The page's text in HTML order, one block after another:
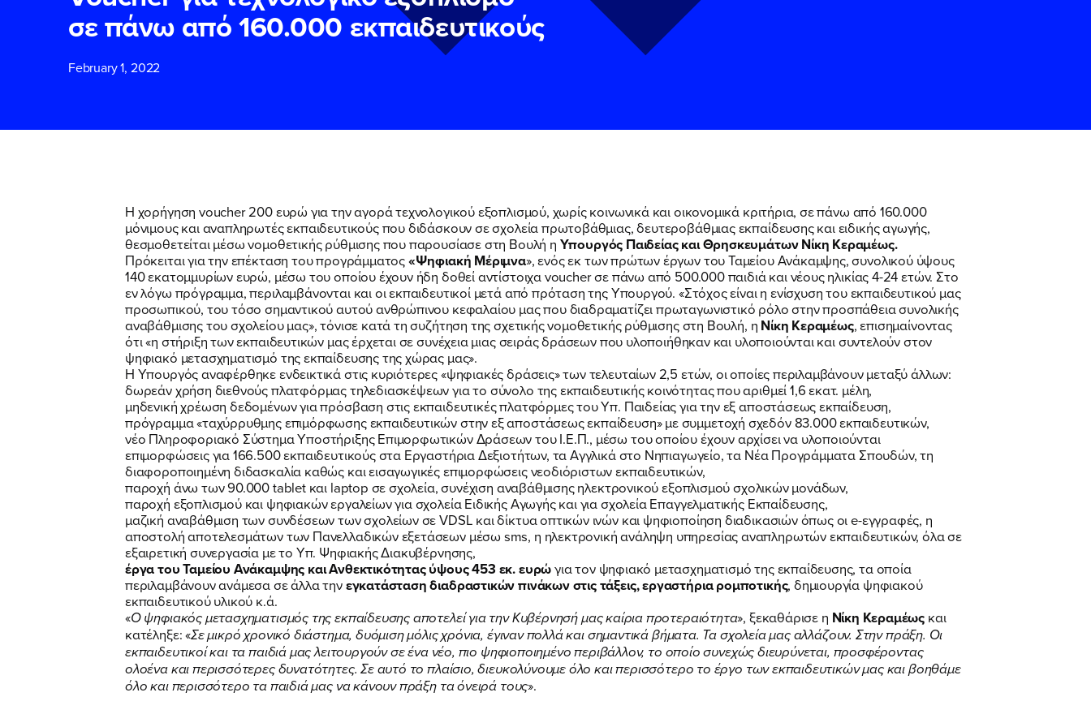
ΠΟΙΑ ΕΙΜΑΙ
ΕΡΓΟ
ΕΚΔΗΛΩΣΕΙΣ
ΝΕΑ
ΕΛΑ ΚΙ ΕΣΥ
FB IN TW YT LN VB TIKTOK
σε πάνω από 160.000 εκπαιδευτικούς
February 1, 2022
Η χορήγηση voucher 200 ευρώ για την αγορά τεχνολογικού εξοπλισμού, χωρίς κοινωνικά και οικονομικά κριτήρια, σε πάνω από 160.000
μόνιμους και αναπληρωτές εκπαιδευτικούς που διδάσκουν σε σχολεία πρωτοβάθμιας, δευτεροβάθμιας εκπαίδευσης και ειδικής αγωγής,
θεσμοθετείται μέσω νομοθετικής ρύθμισης που παρουσίασε στη Βουλή η Υπουργός Παιδείας και Θρησκευμάτων Νίκη Κεραμέως.
Πρόκειται για την επέκταση του προγράμματος«Ψηφιακή Μέριμνα», ενός εκ των πρώτων έργων του Ταμείου Ανάκαμψης, συνολικού ύψους
140 εκατομμυρίων ευρώ, μέσω του οποίου έχουν ήδη δοθεί αντίστοιχα voucher σε πάνω από 500.000 παιδιά και νέους ηλικίας 4-24 ετών. Στο
εν λόγω πρόγραμμα, περιλαμβάνονται και οι εκπαιδευτικοί μετά από πρόταση της Υπουργού. «Στόχος είναι η ενίσχυση του εκπαιδευτικού μας
προσωπικού, του τόσο σημαντικού αυτού ανθρώπινου κεφαλαίου μας που διαδραματίζει πρωταγωνιστικό ρόλο στην προσπάθεια συνολικής
αναβάθμισης του σχολείου μας», τόνισε κατά τη συζήτηση της σχετικής νομοθετικής ρύθμισης στη Βουλή, η Νίκη Κεραμέως, επισημαίνοντας
ότι «η στήριξη των εκπαιδευτικών μας έρχεται σε συνέχεια μιας σειράς δράσεων που υλοποιήθηκαν και υλοποιούνται και συντελούν στον
ψηφιακό μετασχηματισμό της εκπαίδευσης της χώρας μας».
Η Υπουργός αναφέρθηκε ενδεικτικά στις κυριότερες «ψηφιακές δράσεις» των τελευταίων 2,5 ετών, οι οποίες περιλαμβάνουν μεταξύ άλλων:
δωρεάν χρήση διεθνούς πλατφόρμας τηλεδιασκέψεων για το σύνολο της εκπαιδευτικής κοινότητας που αριθμεί 1,6 εκατ. μέλη,
μηδενική χρέωση δεδομένων για πρόσβαση στις εκπαιδευτικές πλατφόρμες του Υπ. Παιδείας για την εξ αποστάσεως εκπαίδευση,
πρόγραμμα «ταχύρρυθμης επιμόρφωσης εκπαιδευτικών στην εξ αποστάσεως εκπαίδευση» με συμμετοχή σχεδόν 83.000 εκπαιδευτικών,
νέο Πληροφοριακό Σύστημα Υποστήριξης Επιμορφωτικών Δράσεων του Ι.Ε.Π., μέσω του οποίου έχουν αρχίσει να υλοποιούνται
επιμορφώσεις για 166.500 εκπαιδευτικούς στα Εργαστήρια Δεξιοτήτων, τα Αγγλικά στο Νηπιαγωγείο, τα Νέα Προγράμματα Σπουδών, τη
διαφοροποιημένη διδασκαλία καθώς και εισαγωγικές επιμορφώσεις νεοδιόριστων εκπαιδευτικών,
παροχή άνω των 90.000 tablet και laptop σε σχολεία, συνέχιση αναβάθμισης ηλεκτρονικού εξοπλισμού σχολικών μονάδων,
παροχή εξοπλισμού και ψηφιακών εργαλείων για σχολεία Ειδικής Αγωγής και για σχολεία Επαγγελματικής Εκπαίδευσης,
μαζική αναβάθμιση των συνδέσεων των σχολείων σε VDSL και δίκτυα οπτικών ινών και ψηφιοποίηση διαδικασιών όπως οι e-εγγραφές, η
αποστολή αποτελεσμάτων των Πανελλαδικών εξετάσεων μέσω sms, η ηλεκτρονική ανάληψη υπηρεσίας αναπληρωτών εκπαιδευτικών, όλα σε
εξαιρετική συνεργασία με το Υπ. Ψηφιακής Διακυβέρνησης,
έργα του Ταμείου Ανάκαμψης και Ανθεκτικότητας ύψους 453 εκ. ευρώγια τον ψηφιακό μετασχηματισμό της εκπαίδευσης, τα οποία
περιλαμβάνουν ανάμεσα σε άλλα τηνεγκατάσταση διαδραστικών πινάκων στις τάξεις, εργαστήρια ρομποτικής, δημιουργία ψηφιακού
εκπαιδευτικού υλικού κ.ά.
«Ο ψηφιακός μετασχηματισμός της εκπαίδευσης αποτελεί για την Κυβέρνησή μας καίρια προτεραιότητα», ξεκαθάρισε η Νίκη Κεραμέως και
κατέληξε: «Σε μικρό χρονικό διάστημα, δυόμιση μόλις χρόνια, έγιναν πολλά και σημαντικά βήματα. Τα σχολεία μας αλλάζουν. Στην πράξη. Οι
εκπαιδευτικοί και τα παιδιά μας λειτουργούν σε ένα νέο, πιο ψηφιοποιημένο περιβάλλον, το οποίο συνεχώς διευρύνεται, προσφέροντας
ολοένα και περισσότερες δυνατότητες. Σε αυτό το πλαίσιο, διευκολύνουμε όλο και περισσότερο το έργο των εκπαιδευτικών μας και βοηθάμε
όλο και περισσότερο τα παιδιά μας να κάνουν πράξη τα όνειρά τους».
Αποδέχομαι τηνΠολιτική Προστασίας Προσωπικών Δεδομένωνκαι τους τουςΌρους Χρήσηςτου
δικτυακού τόπου του Πολιτικού Γραφείου της Βουλευτού Νίκης Κεραμέως
ΥΠΟΒΟΛΗ
Αποδέχομαι τηνΠολιτική Προστασίας Προσωπικών Δεδομένωνκαι τους τουςΌρους Χρήσηςτου
δικτυακού τόπου του Πολιτικού Γραφείου της Βουλευτού Νίκης Κεραμέως
ΥΠΟΒΟΛΗ